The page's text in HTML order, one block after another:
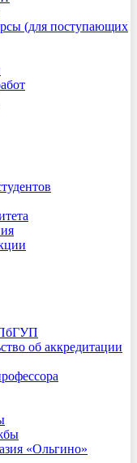
(для поступающих
об аккредитации
«Ольгино»